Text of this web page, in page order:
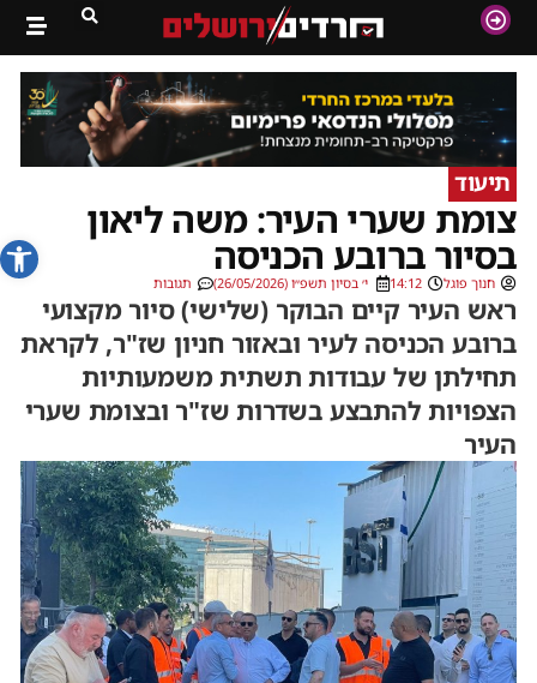
פתח
תיעוד
צומת שערי העיר: משה ליאון
בסיור ברובע הכניסה
חנוך פוגל 14:12 י׳ בסיון תשפ״ו (26/05/2026) תגובות
ראש העיר קיים הבוקר (שלישי) סיור מקצועי
ברובע הכניסה לעיר ובאזור חניון שז"ר, לקראת
תחילתן של עבודות תשתית משמעותיות
הצפויות להתבצע בשדרות שז"ר ובצומת שערי
העיר